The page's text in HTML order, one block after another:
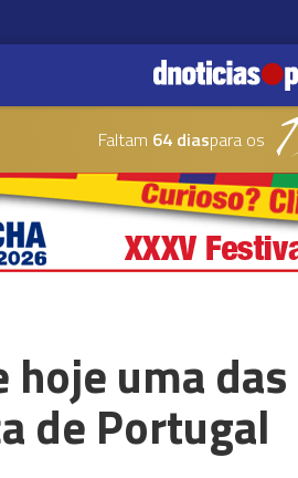
Faltam 64 diaspara os
hoje uma
de Portugal